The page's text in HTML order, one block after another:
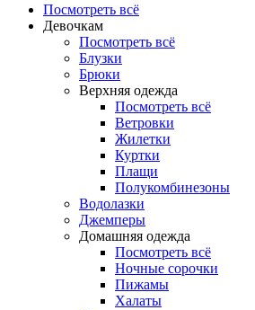
Посмотреть всё
Девочкам
Посмотреть всё
Блузки
Брюки
Верхняя одежда
Посмотреть всё
Ветровки
Жилетки
Куртки
Плащи
Полукомбинезоны
Водолазки
Джемперы
Домашняя одежда
Посмотреть всё
Ночные сорочки
Пижамы
Халаты